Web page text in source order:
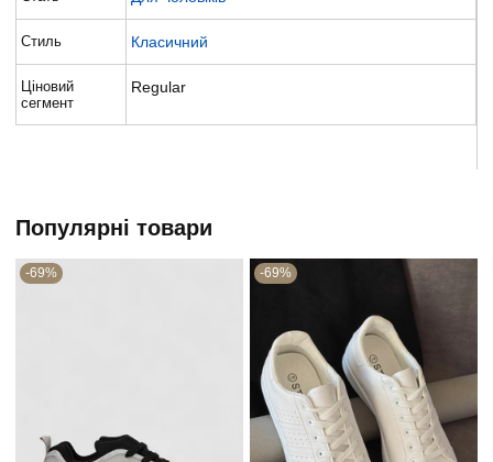
Стиль Класичний
Ціновий
сегмент
Regular
Популярні товари
-69% -69%